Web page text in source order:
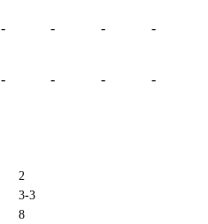
- - - -
- - - -
2
3-3
8